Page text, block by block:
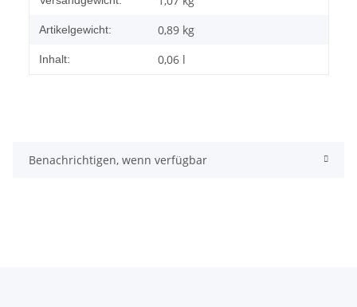
Artikelgewicht: 0,89 kg
Inhalt: 0,06 l
Benachrichtigen, wenn verfügbar